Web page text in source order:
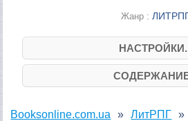
Жанр :
Booksonline.com.ua
ЛитРПГ